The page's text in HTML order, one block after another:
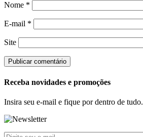
Nome *
E-mail *
Site
Receba novidades e promoções
Insira seu e-mail e fique por dentro de tudo.